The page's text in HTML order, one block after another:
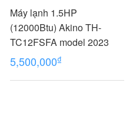
Máy lạnh 1.5HP
(12000Btu) Akino TH-
TC12FSFA model 2023
5,500,000₫